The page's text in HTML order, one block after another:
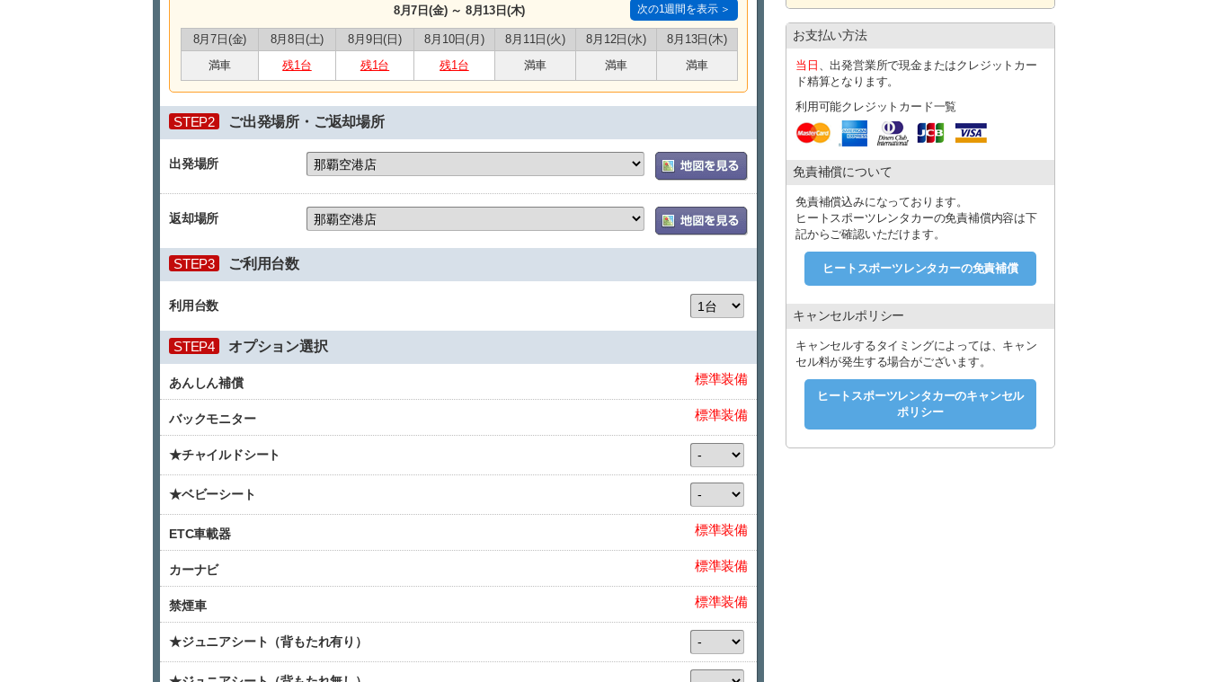
できなくなった場合には、同等クラスまたはそれ以上の車両とご変更させていただ
く場合がございますので、予めご了承下さい。
​●予約取り消し時には下記の手数料が発生いたします。
予約日 当日 基本料金の100％
※ご予約された借受開始時刻を一時間以上経過してもご出発されない（ご連絡がつかない）場合は予約
が取り消されたものとします。
​※天候の不順等で飛行機、船が欠航し、ご利用が不可能となった場合にはご連絡お願い致します。
●運転免許証取得後２年以上でない場合はお貸し出し不可となってしまいますのでご
承知ください。
●ご利用にあたっては、日本国内で使用できる運転免許証が必要です。日本国外に在
籍されているお客様の場合は、ジュネーブ条約に基づいた国際免許証およびパスポ
次の1週間を表示 ＞
8月7日(金) ～ 8月13日(木)
8月7日(金) 8月8日(土) 8月9日(日) 8月10日(月) 8月11日(火) 8月12日(水)
8月13日(木)
満車
残1台 残1台 残1台 満車 満車 満車
STEP2 ご出発場所・ご返却場所
出発場所
返却場所
STEP3 ご利用台数
利用台数
STEP4 オプション選択
あんしん補償 標準装備
バックモニター 標準装備
★チャイルドシート
★ベビーシート
ETC車載器 標準装備
カーナビ 標準装備
禁煙車 標準装備
★ジュニアシート（背もたれ有り）
お支払い方法
当日 、出発営業所で現金またはクレジットカー
ド精算となります。
利用可能クレジットカード一覧
免責補償について
免責補償込みになっております。
ヒートスポーツレンタカーの免責補償内容は下
記からご確認いただけます。
ヒートスポーツレンタカーの免責補償
キャンセルポリシー
キャンセルするタイミングによっては、キャン
セル料が発生する場合がございます。
ヒートスポーツレンタカーのキャンセル
ポリシー